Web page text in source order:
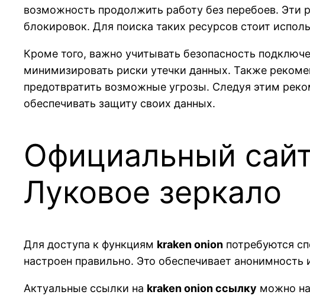
возможность продолжить работу без перебоев. Эти
блокировок. Для поиска таких ресурсов стоит
Кроме того, важно учитывать безопасность
минимизировать риски утечки данных. Также
предотвратить возможные угрозы. Следуя этим
обеспечивать защиту своих данных.
Официальный
Луковое зеркало
Для доступа к функциям kraken onion потребуются
настроен правильно. Это обеспечивает анонимность
Актуальные ссылки на kraken onion ссылку можно